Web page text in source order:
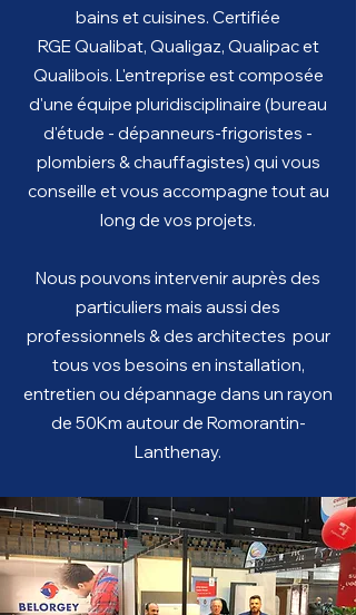
bains et cuisines. Certifiée
RGEQualibat, Qualigaz, Qualipac et
Qualibois. L'entreprise est composée
d'une équipe pluridisciplinaire (bureau
d'étude - dépanneurs-frigoristes -
plombiers & chauffagistes) qui vous
conseille et vous accompagne tout au
long de vos projets.
Nous pouvons intervenir auprès des
particuliers mais aussi des
professionnels & des architectes pour
tous vos besoins en installation,
entretien ou dépannage dans un rayon
de 50Km autour de Romorantin-
Lanthenay.